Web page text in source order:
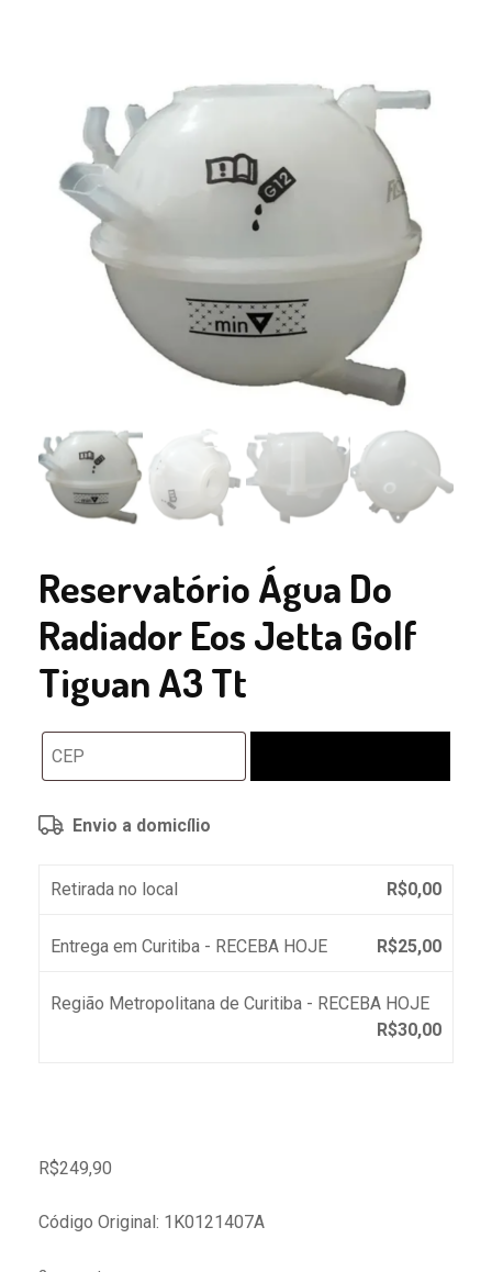
Reservatório Água Do
Radiador Eos Jetta Golf
Tiguan A3 Tt
Envio a domicílio
Retirada no local R$0,00
Entrega em Curitiba - RECEBA HOJE R$25,00
Região Metropolitana de Curitiba - RECEBA HOJE
R$30,00
R$249,90
Código Original: 1K0121407A